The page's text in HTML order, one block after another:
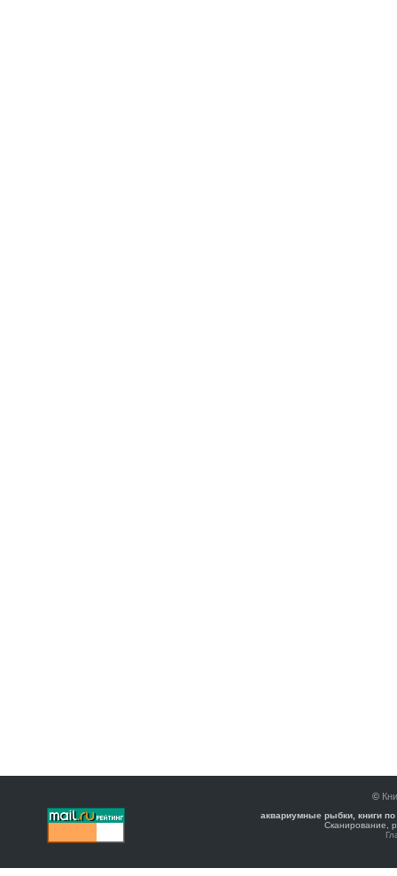
©
аквариумные рыбки, книги
Сканирование,